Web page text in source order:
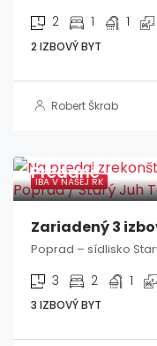
2 1 1
2 IZBOVÝ BYT
Robert Škrab
IBA V NAŠEJ RK
Predané
Zariadený 3
Poprad – sídlisko
3 2 1
3 IZBOVÝ BYT